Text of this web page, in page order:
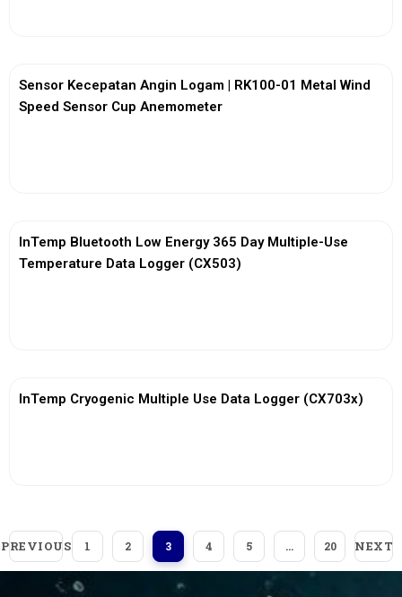
Sensor Kecepatan Angin Logam | RK100-01 Metal Wind
Speed Sensor Cup Anemometer
InTemp Bluetooth Low Energy 365 Day Multiple-Use
Temperature Data Logger (CX503)
InTemp Cryogenic Multiple Use Data Logger (CX703x)
PREVIOUS 1 2 3 4 5 … 20 NEXT